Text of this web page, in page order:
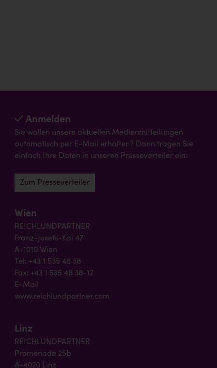
Anmelden
Sie wollen unsere aktuellen Medienmitteilungen
automatisch per E-Mail erhalten? Dann tragen Sie
einfach Ihre Daten in unseren Presseverteiler ein:
Zum Presseverteiler
Wien
REICHLUNDPARTNER
Franz-Josefs-Kai 47
A-1010 Wien
Tel: +43 1 535 48 38
Fax: +43 1 535 48 38-12
E-Mail
www.reichlundpartner.com
Linz
REICHLUNDPARTNER
Promenade 25b
A-4020 Linz